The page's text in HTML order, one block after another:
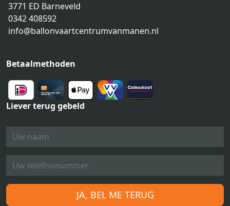
3771 ED Barneveld
0342 408592
info@ballonvaartcentrumvanmanen.nl
Betaalmethoden
Liever terug gebeld
JA, BEL ME TERUG